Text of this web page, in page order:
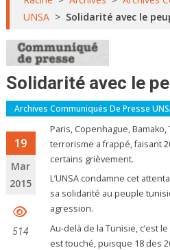
UNSA > Solidarité avec le
Solidarité avec le
Archives Communiqués De Presse
19
Mar
2015
514
Paris, Copenhague,
terrorisme a frappé, faisant
certains grièvement.
L’UNSA condamne cet
sa solidarité au peuple
agression.
Au-delà de la Tunisie, c’est
est touché, puisque 18 des